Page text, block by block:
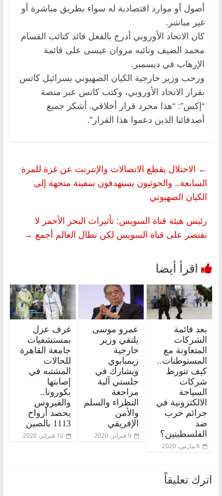
أصول أو موارد اقتصادية له سواء بطريق مباشرة أو
غير مباشر.
كان الاتحاد الأوروبي أدرج بالفعل قائد كتائب القسام
محمد الضيف ونائبه مروان عيسى على قائمة
الإرهاب في ديسمبر.
ورحب وزير خارجية الكيان الصهيوني يسرائيل كاتس
بقرار الاتحاد الأوروبي، وكتب كاتس عبر منصة
“إكس”: “هذا مجرد قرار أخلاقي. أشكر جميع
أصدقائنا الذين دعموا هذا القرار”.
← الاحتلال يقطع الاتصالات والإنترنت عن غزة للمرة
السابعة.. والحوثيون يستهدفون سفينة متجهة إلى
الكيان الصهيوني
رئيس هيئة قناة السويس: تأثيرات البحر الأحمر لا
تقتصر على قناة السويس لكن تطال العالم أجمع →
بعد قائمة
الشركات
المتعاونة مع
المستوطنات..
كيف تتورط
شركات
السياحة
الالكترونية في
جرائم حرب
ضد
الفلسطينين؟
8 مارس، 2020
عمرو موسى
يلتقي وزير
خارجية
زيمبابوي
ويشارك في
جلستي آلية
مراجعة
النظراء والسلم
والأمن
الإفريقي
9 فبراير، 2020
غرف عزل
بمستشفيات
جامعة القاهرة
للحالات
المشتبه في
إصابتها
بكورونا..
والفيروس
يحصد أرواح
1113 بالصين
12 فبراير، 2020
اترك تعليقاً